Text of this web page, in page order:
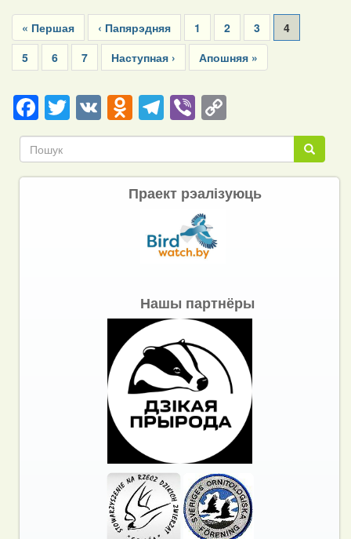
Pagination
First
page
« Першая
Previous
page
‹ Папярэдняя Page
1 Page
2 Page
3
Current
page
4
Page
5 Page
6 Page
7
Next
page
Наступная ›
Last
page
Апошняя »
Facebook
Twitter
VKOdnoklassniki
Telegram
ViberCopy
Link Пошук
Пошук
Праект рэалізуюць
Нашы партнёры